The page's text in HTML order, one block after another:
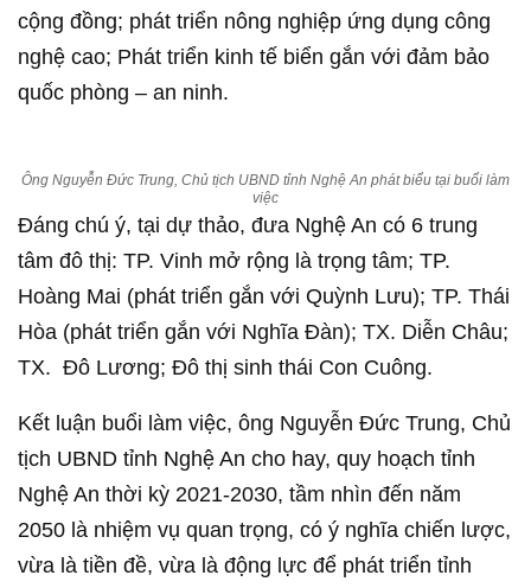
cộng đồng; phát triển nông nghiệp ứng dụng công
nghệ cao; Phát triển kinh tế biển gắn với đảm bảo
quốc phòng – an ninh.
Ông Nguyễn Đức Trung, Chủ tịch UBND tỉnh Nghệ An phát biểu tại buổi làm
việc
Đáng chú ý, tại dự thảo, đưa Nghệ An có 6 trung
tâm đô thị: TP. Vinh mở rộng là trọng tâm; TP.
Hoàng Mai (phát triển gắn với Quỳnh Lưu); TP. Thái
Hòa (phát triển gắn với Nghĩa Đàn); TX. Diễn Châu;
TX. Đô Lương; Đô thị sinh thái Con Cuông.
Kết luận buổi làm việc, ông Nguyễn Đức Trung, Chủ
tịch UBND tỉnh Nghệ An cho hay, quy hoạch tỉnh
Nghệ An thời kỳ 2021-2030, tầm nhìn đến năm
2050 là nhiệm vụ quan trọng, có ý nghĩa chiến lược,
vừa là tiền đề, vừa là động lực để phát triển tỉnh